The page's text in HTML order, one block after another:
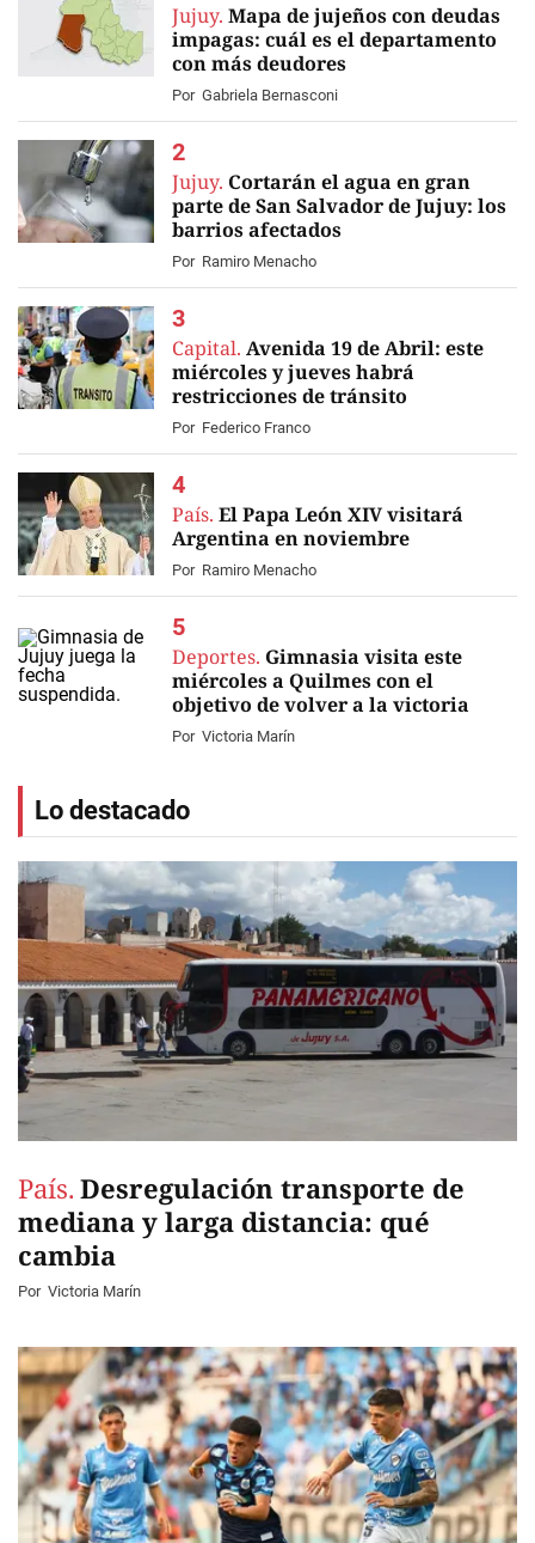
Jujuy. Mapa de jujeños con deudas
impagas: cuál es el departamento
con más deudores
Por Gabriela Bernasconi
Jujuy. Cortarán el agua en gran
parte de San Salvador de Jujuy: los
barrios afectados
Por Ramiro Menacho
Capital. Avenida 19 de Abril: este
miércoles y jueves habrá
restricciones de tránsito
Por Federico Franco
País. El Papa León XIV visitará
Argentina en noviembre
Por Ramiro Menacho
Deportes. Gimnasia visita este
miércoles a Quilmes con el
objetivo de volver a la victoria
Por Victoria Marín
Lo destacado
País. Desregulación transporte de
mediana y larga distancia: qué
cambia
Por Victoria Marín